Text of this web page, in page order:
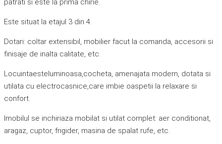
patrati si este la prima chirie.
Este situat la etajul 3 din 4.
Dotari: coltar extensibil, mobilier facut la comanda, accesorii si
finisaje de inalta calitate, etc.
Locuintaesteluminoasa,cocheta, amenajata modern, dotata si
utilata cu electrocasnice,care imbie oaspetii la relaxare si
confort.
Imobilul se inchiriaza mobilat si utilat complet: aer conditionat,
aragaz, cuptor, frigider, masina de spalat rufe, etc.